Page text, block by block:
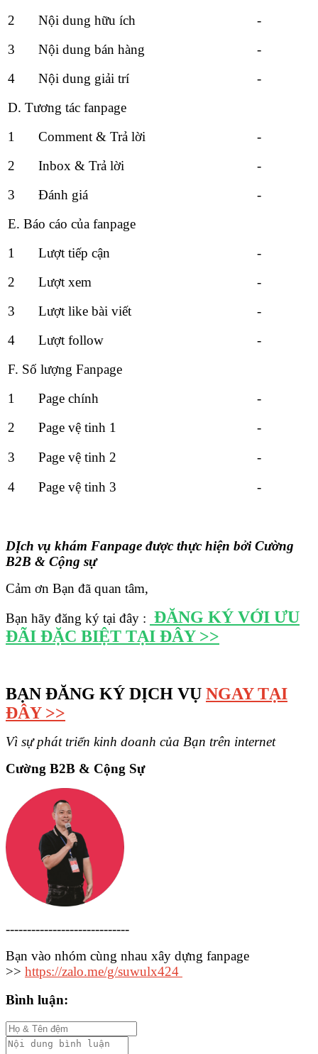
2 Nội dung hữu ích
-
3
Nội dung bán hàng
-
4
Nội dung giải trí
-
D. Tương tác fanpage
1
Comment & Trả lời
-
2
Inbox & Trả lời
-
3
Đánh giá
-
E. Báo cáo của fanpage
1
Lượt tiếp cận
-
2
Lượt xem
-
3
Lượt like bài viết
-
4
Lượt follow
-
F. Số lượng Fanpage
1
Page chính
-
2
Page vệ tinh 1
-
3
Page vệ tinh 2
-
4
Page vệ tinh 3 -
DỊch vụ khám Fanpage được thực hiện bởi Cường
B2B & Cộng sự
Cảm ơn Bạn đã quan tâm,
Bạn hãy đăng ký tại đây : ĐĂNG KÝ VỚI ƯU
ĐÃI ĐẶC BIỆT TẠI ĐÂY >>
BẠN ĐĂNG KÝ DỊCH VỤ NGAY TẠI
ĐÂY >>
Vì sự phát triển kinh doanh của Bạn trên internet
Cường B2B & Cộng Sự
-----------------------------
Bạn vào nhóm cùng nhau xây dựng fanpage
>> https://zalo.me/g/suwulx424
Bình luận: